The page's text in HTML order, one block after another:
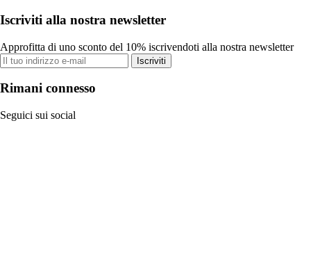
Iscriviti alla nostra newsletter
Approfitta di uno sconto del 10% iscrivendoti alla nostra newsletter
Iscriviti
Rimani connesso
Seguici sui social